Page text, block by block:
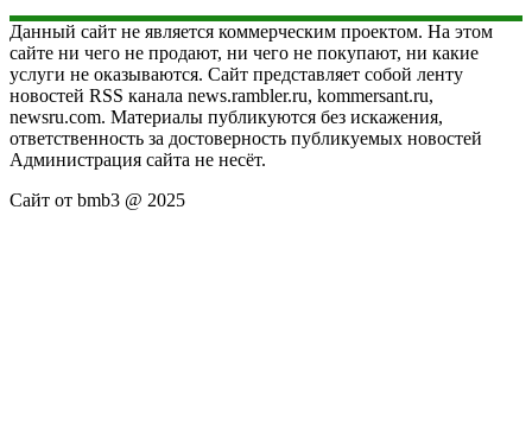
Данный сайт не является коммерческим проектом. На этом
сайте ни чего не продают, ни чего не покупают, ни какие
услуги не оказываются. Сайт представляет собой ленту
новостей RSS канала news.rambler.ru, kommersant.ru,
newsru.com. Материалы публикуются без искажения,
ответственность за достоверность публикуемых новостей
Администрация сайта не несёт.
Сайт от bmb3 @ 2025